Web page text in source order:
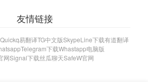
友情链接
Quickq易翻译TG中文版SkypeLine下载有道翻译
Telegram下载Whastapp电脑版
网Signal下载丝瓜聊天SafeW官网